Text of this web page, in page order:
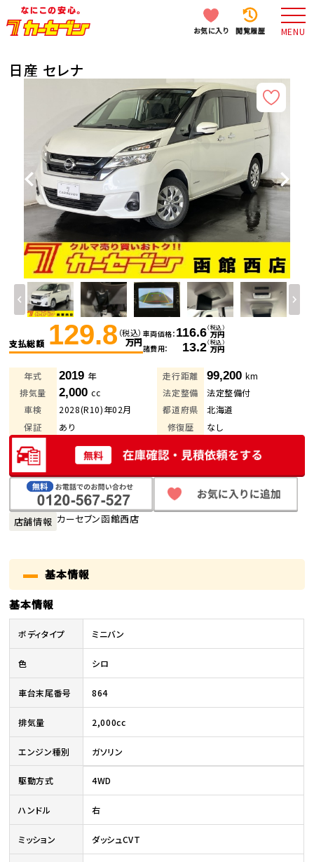
お気に入り 閲覧履歴 MENU
日産 セレナ
支払総額 129.8 （税込）
万円
車両価格 116.6（税込）
万円
諸費用
13.2（税込）
万円
年式 2019 年 走行距離 99,200 km
排気量
2,000cc 法定整備
法定整備付
車検
2028(R10)年02月 都道府県
北海道
保証
あり 修復歴 なし
店舗情報 カーセブン函館西店
基本情報
基本情報
ボディタイプ ミニバン
色 シロ
車台末尾番号 864
排気量 2,000cc
エンジン種別 ガソリン
駆動方式 4WD
ハンドル 右
ミッション ダッシュCVT